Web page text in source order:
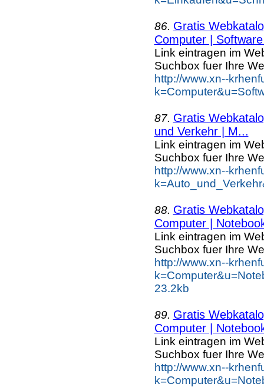
86. Gratis
Computer |
Link eintragen im
Suchbox fuer Ihre
http://www.xn--
87. Gratis
und Verkehr | M...
Link eintragen im
Suchbox fuer Ihre
http://www.xn--
88. Gratis
Computer |
Link eintragen im
Suchbox fuer Ihre
http://www.xn--
23.2kb
89. Gratis
Computer |
Link eintragen im
Suchbox fuer Ihre
http://www.xn--